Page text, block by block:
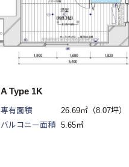
A Type 1K
専有面積
26.69㎡（8.07坪）
バルコニー面積
5.65㎡